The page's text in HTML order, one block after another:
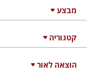
מבצע
קטגוריה
הוצאה לאור